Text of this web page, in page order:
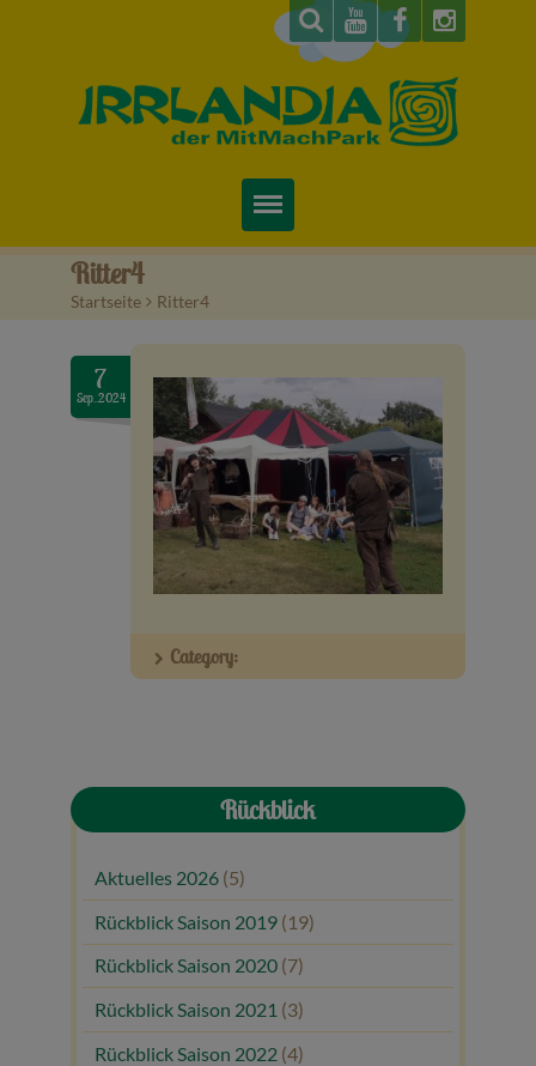
Startseite
Preise & Infos
Tickets
Attraktionen
Videos
Veranstaltungen
Baumpaten
Ritter4
Startseite > Ritter4
7
Sep..2024
Category:
Rückblick
Aktuelles 2026 (5)
Rückblick Saison 2019 (19)
Rückblick Saison 2020 (7)
Rückblick Saison 2021 (3)
Rückblick Saison 2022 (4)